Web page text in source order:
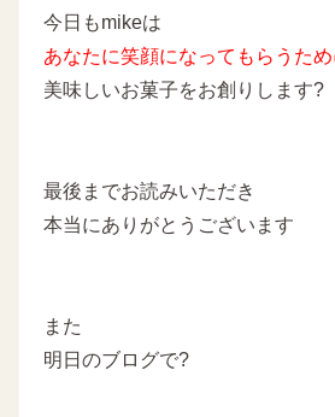
今日もmikeは
あなたに笑顔になってもらうため
美味しいお菓子をお創りします?
最後までお読みいただき
本当にありがとうございます
また
明日のブログで?